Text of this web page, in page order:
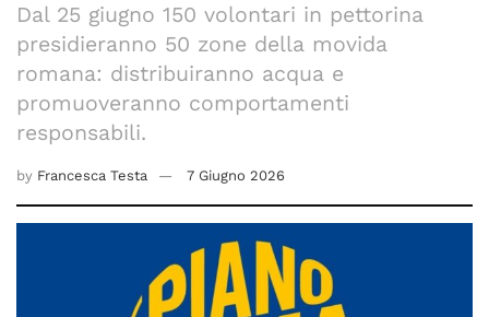
Dal 25 giugno 150 volontari in pettorina
presidieranno 50 zone della movida
romana: distribuiranno acqua e
promuoveranno comportamenti
responsabili.
by Francesca Testa 7 Giugno 2026